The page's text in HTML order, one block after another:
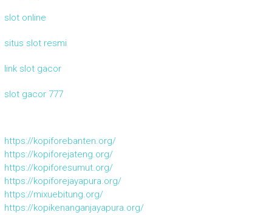
slot online
situs slot resmi
link slot gacor
slot gacor 777
https://kopiforebanten.org/
https://kopiforejateng.org/
https://kopiforesumut.org/
https://kopiforejayapura.org/
https://mixuebitung.org/
https://kopikenanganjayapura.org/